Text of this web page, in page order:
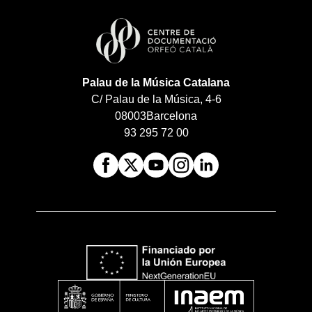
Palau de la Música Catalana
C/ Palau de la Música, 4-6
08003Barcelona
93 295 72 00